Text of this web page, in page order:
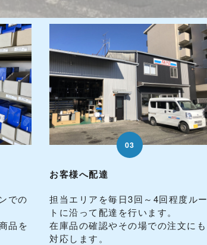
での
品を
03
お客様へ配達
担当エリアを毎日3回～4回程度ルー
トに沿って配達を行います。
在庫品の確認やその場での注文にも
対応します。